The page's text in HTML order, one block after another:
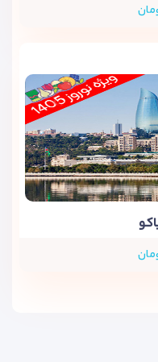
امکانات لوکس و خدمات
برای اقامت در پایتخت
و چه برای کار، این هتل
سازد و اقامتی راحت و